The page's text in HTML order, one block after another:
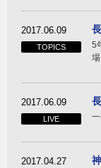
2017.06.09
TOPICS
5
場
2017.06.09
LIVE
2017.04.27